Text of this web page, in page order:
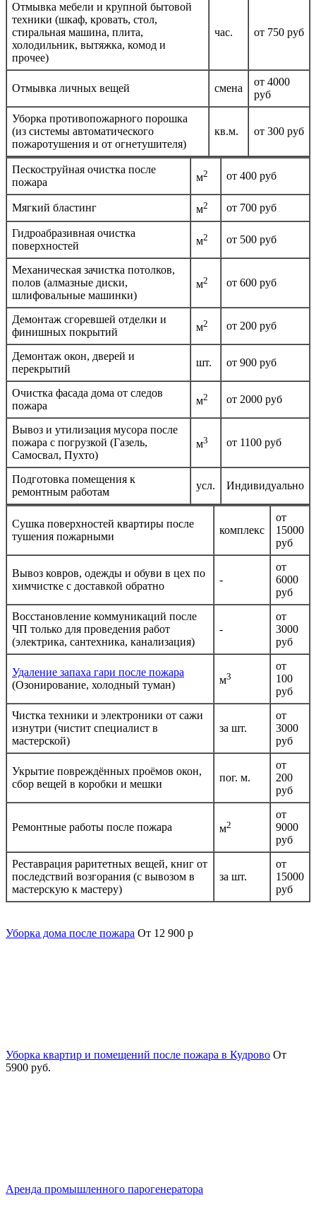
Отмывка мебели и крупной бытовой
техники (шкаф, кровать, стол,
стиральная машина, плита,
холодильник, вытяжка, комод и
прочее)
час. от 750 руб
Отмывка личных вещей смена
от 4000
руб
Уборка противопожарного порошка
(из системы автоматического
пожаротушения и от огнетушителя)
кв.м. от 300 руб
Пескоструйная очистка после
пожара
м2 от 400 руб
Мягкий бластинг м2 от 700 руб
Гидроабразивная очистка
поверхностей
м2 от 500 руб
Механическая зачистка потолков,
полов (алмазные диски,
шлифовальные машинки)
м2 от 600 руб
Демонтаж сгоревшей отделки и
финишных покрытий
м2 от 200 руб
Демонтаж окон, дверей и
перекрытий
шт. от 900 руб
Очистка фасада дома от следов
пожара
м2 от 2000 руб
Вывоз и утилизация мусора после
пожара с погрузкой (Газель,
Самосвал, Пухто)
м3 от 1100 руб
Подготовка помещения к
ремонтным работам
усл. Индивидуально
Сушка поверхностей квартиры после
тушения пожарными
комплекс
от
15000
руб
Вывоз ковров, одежды и обуви в цех по
химчистке с доставкой обратно
-
от
6000
руб
Восстановление коммуникаций после
ЧП только для проведения работ
(электрика, сантехника, канализация)
-
от
3000
руб
Удаление запаха гари после пожара
(Озонирование, холодный туман)
м3
от
100
руб
Чистка техники и электроники от сажи
изнутри (чистит специалист в
мастерской)
за шт.
от
3000
руб
Укрытие повреждённых проёмов окон,
сбор вещей в коробки и мешки
пог. м.
от
200
руб
Ремонтные работы после пожара м2
от
9000
руб
Реставрация раритетных вещей, книг от
последствий возгорания (с вывозом в
мастерскую к мастеру)
за шт.
от
15000
руб
Уборка дома после пожара От 12 900 р
Уборка квартир и помещений после пожара в Кудрово От
5900 руб.
Аренда промышленного парогенератора